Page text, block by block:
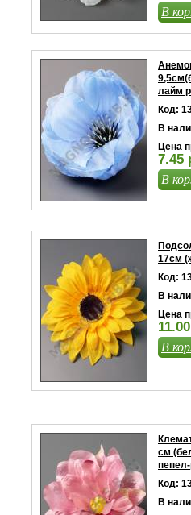
В
лайм
Код:
В
Цена
7.45
В
17см
Код:
В
Цена
В
см
Код:
В